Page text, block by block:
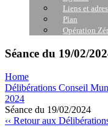
Liens et
Plan
Opération
Séance du 19/02/
Home
Délibérations Conseil
2024
Séance du 19/02/2024
‹‹ Retour aux